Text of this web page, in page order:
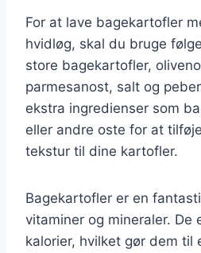
For at lave bagekartofler
hvidløg, skal du bruge
store bagekartofler,
parmesanost, salt og
ekstra ingredienser som
eller andre oste for at
tekstur til dine kartofler.
Bagekartofler er en
vitaminer og mineraler. De
kalorier, hvilket gør dem til